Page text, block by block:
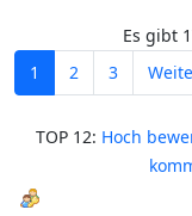
Es gibt
1
2 3
TOP 12: Hoch